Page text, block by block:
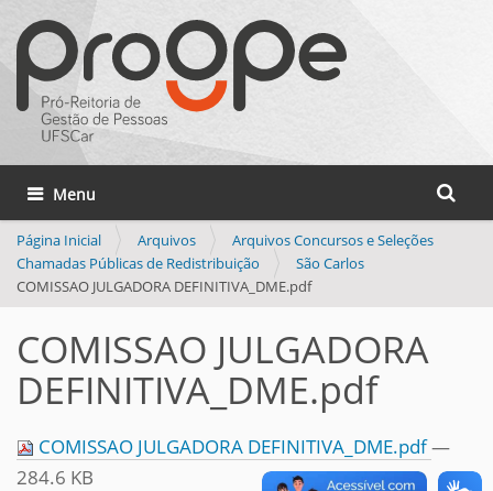
Busca
Busca
Toggle navigation
Página Inicial Arquivos
Arquivos Concursos e Seleções
Chamadas Públicas de Redistribuição
São Carlos
COMISSAO JULGADORA DEFINITIVA_DME.pdf
COMISSAO JULGADORA
DEFINITIVA_DME.pdf
COMISSAO JULGADORA DEFINITIVA_DME.pdf—
284.6 KB